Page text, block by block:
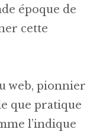
époque de
cette
web, pionnier
que pratique
l’indique